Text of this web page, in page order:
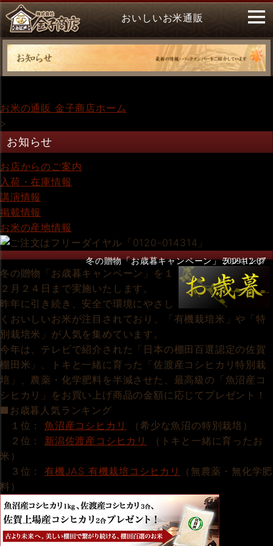
おいしいお米通販
お米の通販 金子商店ホーム
>
お知らせ
お店からのご案内
入荷・在庫情報
講演情報
掲載情報
お米の産地情報
冬の贈物「お歳暮キャンペーン」ランキング
2009.12.07
冬の贈物「お歳暮キャンペーン」を１
２月２４日まで実施いたします。
昨年に引き続き、安全で環境にやさし
くおいしいお米が注目されており、「有機栽培米」や「特
別栽培米」が人気を集めています。
今年は、テレビで紹介された「日本の棚田百選認定の佐賀
棚田米」、トキと一緒に育った「佐渡産コシヒカリ特別栽
培」、農薬・化学肥料を半減させた、最高級の「魚沼産コ
シヒカリ」をお買い上げ商品の金額に応じてプレゼント！
■お歳暮人気ランキング
１位： 魚沼産コシヒカリ
（希少な魚沼の特別栽培）
２位： 新潟佐渡産コシヒカリ
（トキと一緒に育ったお
米）
３位： 有機JAS 有機栽培コシヒカリ
（無農薬・無化学肥
料）